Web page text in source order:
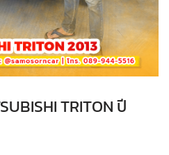
TRITON ปี